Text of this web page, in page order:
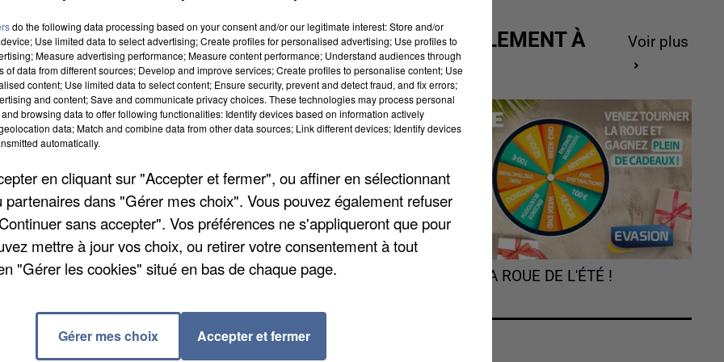
63.000 arbres dans le massif de Fontainebleau
végétation à conserver du terrain alors que le climat
peine à retenir l'eau : « Pins sylvestres aux épines
visibles qui ne trompent pas", écrit l'ONF. Des
» vont être mises en terre. On compte 44 parcelles
l'essence la plus plantée (32% des plants), suivi
connus pour être plus résistants au stress hydrique.
l'ONF va planter des bouleaux (24%) et des
torminal, pommier, poirier, alisier blanc, cormier,
les zones pour éviter les stress de toutes sortes
Enfin les plants seront protégés pour éviter
ACTUELLEMENT À
GAGNER
Voir plus
TOURNEZ LA ROUE DE L'ÉTÉ !
do the following data processing based on your consent and/or our legitimate interest: Store and/or
Use limited data to select advertising; Create profiles for personalised advertising; Use profiles to
Measure advertising performance; Measure content performance; Understand audiences through
of data from different sources; Develop and improve services; Create profiles to personalise content; Use
content; Use limited data to select content; Ensure security, prevent and detect fraud, and fix errors;
and content; Save and communicate privacy choices. These technologies may process personal
browsing data to offer following functionalities: Identify devices based on information actively
data; Match and combine data from other data sources; Link different devices; Identify devices
automatically.
en cliquant sur "Accepter et fermer", ou affiner en sélectionnant
partenaires dans "Gérer mes choix". Vous pouvez également refuser
sans accepter". Vos préférences ne s'appliqueront que pour
mettre à jour vos choix, ou retirer votre consentement à tout
"Gérer les cookies" situé en bas de chaque page.
Gérer mes choix Accepter et fermer